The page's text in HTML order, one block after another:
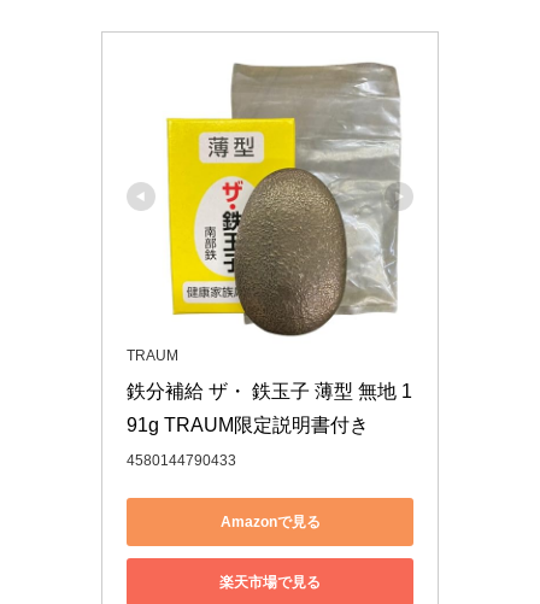
TRAUM
鉄分補給 ザ・ 鉄玉子 薄型 無地 1
91g TRAUM限定説明書付き
4580144790433
Amazonで見る
楽天市場で見る